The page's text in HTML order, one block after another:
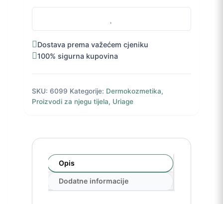
ml
Dostava prema važećem cjeniku
100% sigurna kupovina
SKU: 6099 Kategorije: Dermokozmetika,
Proizvodi za njegu tijela, Uriage
Opis
Dodatne informacije